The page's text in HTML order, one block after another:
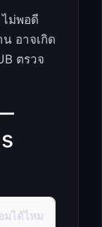
ไม่พอดี
อาจเกิด
ตรวจ
มได้ไหม